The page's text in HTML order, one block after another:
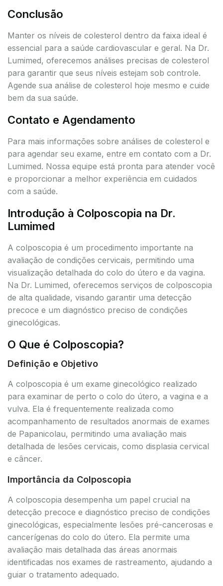
Conclusão
Manter os níveis de colesterol dentro da faixa ideal é
essencial para a saúde cardiovascular e geral. Na Dr.
Lumimed, oferecemos análises precisas de colesterol
para garantir que seus níveis estejam sob controle.
Agende sua análise de colesterol hoje mesmo e cuide
bem da sua saúde.
Contato e Agendamento
Para mais informações sobre análises de colesterol e
para agendar seu exame, entre em contato com a Dr.
Lumimed. Nossa equipe está pronta para atender você
e proporcionar a melhor experiência em cuidados
com a saúde.
Introdução à Colposcopia na Dr.
Lumimed
A colposcopia é um procedimento importante na
avaliação de condições cervicais, permitindo uma
visualização detalhada do colo do útero e da vagina.
Na Dr. Lumimed, oferecemos serviços de colposcopia
de alta qualidade, visando garantir uma detecção
precoce e um diagnóstico preciso de condições
ginecológicas.
O Que é Colposcopia?
Definição e Objetivo
A colposcopia é um exame ginecológico realizado
para examinar de perto o colo do útero, a vagina e a
vulva. Ela é frequentemente realizada como
acompanhamento de resultados anormais de exames
de Papanicolau, permitindo uma avaliação mais
detalhada de lesões cervicais, como displasia cervical
e câncer.
Importância da Colposcopia
A colposcopia desempenha um papel crucial na
detecção precoce e diagnóstico preciso de condições
ginecológicas, especialmente lesões pré-cancerosas e
cancerígenas do colo do útero. Ela permite uma
avaliação mais detalhada das áreas anormais
identificadas nos exames de rastreamento, ajudando a
guiar o tratamento adequado.